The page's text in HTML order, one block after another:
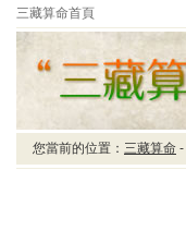
三藏算命首頁
三藏算命中國
您當前的位置： 三藏算命 -